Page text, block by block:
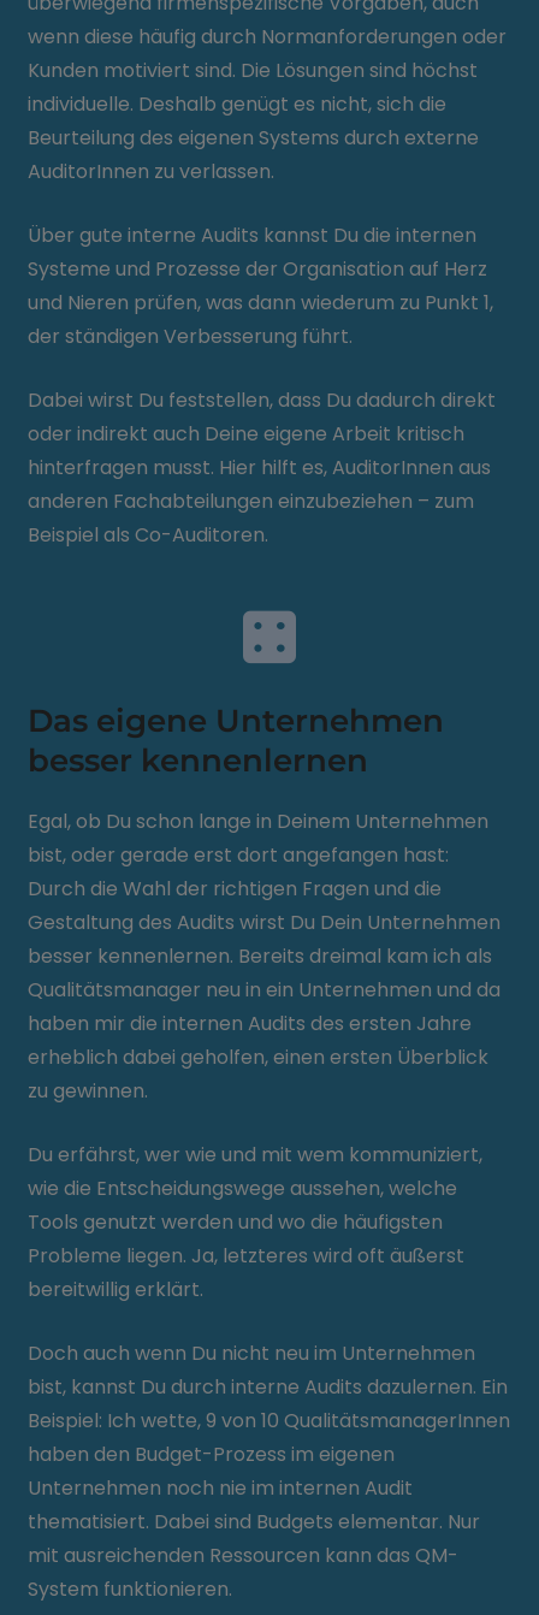
wenn diese häufig durch Normanforderungen oder
Kunden motiviert sind. Die Lösungen sind höchst
individuelle. Deshalb genügt es nicht, sich die
Beurteilung des eigenen Systems durch externe
AuditorInnen zu verlassen.
Über gute interne Audits kannst Du die internen
Systeme und Prozesse der Organisation auf Herz
und Nieren prüfen, was dann wiederum zu Punkt 1,
der ständigen Verbesserung führt.
Dabei wirst Du feststellen, dass Du dadurch direkt
oder indirekt auch Deine eigene Arbeit kritisch
hinterfragen musst. Hier hilft es, AuditorInnen aus
anderen Fachabteilungen einzubeziehen – zum
Beispiel als Co-Auditoren.
Das eigene Unternehmen
besser kennenlernen
Egal, ob Du schon lange in Deinem Unternehmen
bist, oder gerade erst dort angefangen hast:
Durch die Wahl der richtigen Fragen und die
Gestaltung des Audits wirst Du Dein Unternehmen
besser kennenlernen. Bereits dreimal kam ich als
Qualitätsmanager neu in ein Unternehmen und da
haben mir die internen Audits des ersten Jahre
erheblich dabei geholfen, einen ersten Überblick
zu gewinnen.
Du erfährst, wer wie und mit wem kommuniziert,
wie die Entscheidungswege aussehen, welche
Tools genutzt werden und wo die häufigsten
Probleme liegen. Ja, letzteres wird oft äußerst
bereitwillig erklärt.
Doch auch wenn Du nicht neu im Unternehmen
bist, kannst Du durch interne Audits dazulernen. Ein
Beispiel: Ich wette, 9 von 10 QualitätsmanagerInnen
haben den Budget-Prozess im eigenen
Unternehmen noch nie im internen Audit
thematisiert. Dabei sind Budgets elementar. Nur
mit ausreichenden Ressourcen kann das QM-
System funktionieren.